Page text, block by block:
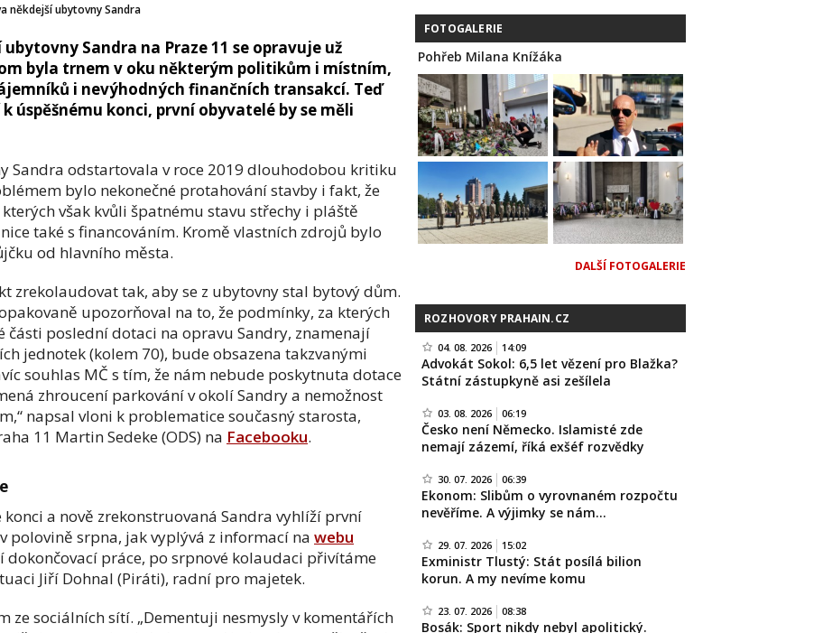
někdejší ubytovny Sandra
Sandra na Praze 11 se opravuje už
byla trnem v oku některým politikům i místním,
i nevýhodných finančních transakcí. Teď
úspěšnému konci, první obyvatelé by se měli
Sandra odstartovala v roce 2019 dlouhodobou kritiku
bylo nekonečné protahování stavby i fakt, že
však kvůli špatnému stavu střechy i pláště
také s financováním. Kromě vlastních zdrojů bylo
od hlavního města.
zrekolaudovat tak, aby se z ubytovny stal bytový dům.
upozorňoval na to, že podmínky, za kterých
části poslední dotaci na opravu Sandry, znamenají
jednotek (kolem 70), bude obsazena takzvanými
souhlas MČ s tím, že nám nebude poskytnuta dotace
zhroucení parkování v okolí Sandry a nemožnost
napsal vloni k problematice současný starosta,
11 Martin Sedeke (ODS) na Facebooku.
konci a nově zrekonstruovaná Sandra vyhlíží první
polovině srpna, jak vyplývá z informací na webu
dokončovací práce, po srpnové kolaudaci přivítáme
Jiří Dohnal (Piráti), radní pro majetek.
ze sociálních sítí. „Dementuji nesmysly v komentářích
FOTOGALERIE
Pohřeb Milana Knížáka
DALŠÍ FOTOGALERIE
ROZHOVORY PRAHAIN.CZ
04. 08. 2026 14:09
Advokát Sokol: 6,5 let vězení pro Blažka?
Státní zástupkyně asi zešílela
03. 08. 2026 06:19
Česko není Německo. Islamisté zde
nemají zázemí, říká exšéf rozvědky
30. 07. 2026 06:39
Ekonom: Slibům o vyrovnaném rozpočtu
nevěříme. A výjimky se nám…
29. 07. 2026 15:02
Exministr Tlustý: Stát posílá bilion
korun. A my nevíme komu
23. 07. 2026 08:38
Bosák: Sport nikdy nebyl apolitický.